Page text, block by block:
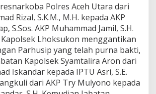
n
K
a
p
o
l
s
e
k
J
Polres Aceh Utara dari
Rizal, S.K.M., M.H. kepada AKP
S.Sos. AKP Muhammad Jamil, S.H.
Lhoksukon menggantikan
Parhusip yang telah purna bakti,
Kapolsek Syamtalira Aron dari
Iskandar kepada IPTU Asri, S.E.
dari AKP Try Mulyono kepada